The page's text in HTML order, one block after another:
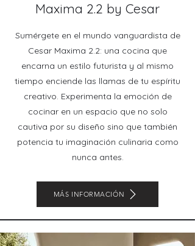
Maxima 2.2 by Cesar
Sumérgete en el mundo vanguardista de
Cesar Maxima 2.2: una cocina que
encarna un estilo futurista y al mismo
tiempo enciende las llamas de tu espíritu
creativo. Experimenta la emoción de
cocinar en un espacio que no solo
cautiva por su diseño sino que también
potencia tu imaginación culinaria como
nunca antes.
MÁS INFORMACIÓN